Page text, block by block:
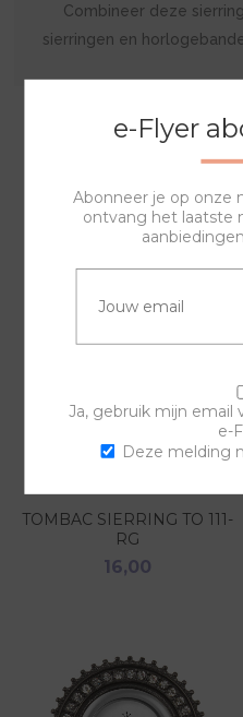
Combineer deze
sierringen en
TOMBAC SIERRING TO 111-
RG
16,00
e-Flyer
Abonneer je op onze
ontvang het laatste
Ja, gebruik mijn email
e-
Deze melding